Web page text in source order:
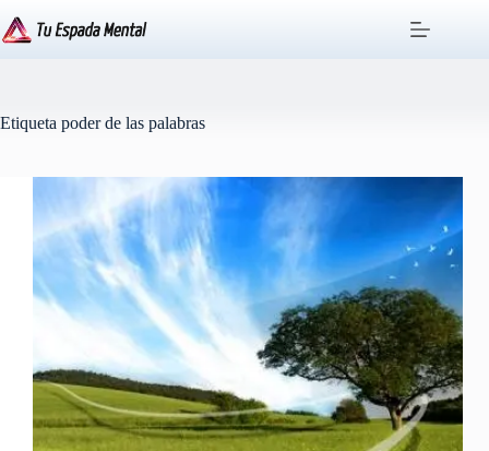
al
contenido
Etiqueta poder de las palabras